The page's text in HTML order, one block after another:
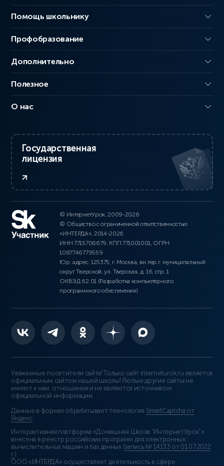
Помощь школьнику
Профобразование
Дополнительно
Полезное
О нас
Государственная
лицензия
© ИнтернетУрок, 2009-2026
© Общество с ограниченной ответственностью
«ИНТЕРДА», 2014-2026
ИНН 7715706679, КПП 771001001, ОГРН
1087746779559
Юр. адрес: 125375, г. Москва, вн.тер.г. муниципальный
округ Тверской, ул. Тверская, д. 16, стр. 1
ОКВЭД 62.01 (Разработка компьютерного
программного обеспечения)
Уважаемые посетители сайта! Только сайт interneturok.ru является
официальным сайтом нашей школы! Любые другие сайты не
имеют к нам отношения и не являются источником
официальной информации.
Данные в формах обрабатывает технология SmartCaptcha от
Яндекс
Интерактивная платформа «Домашняя Школа “ИнтернетУрок”»
внесена в реестр российских программ для электронных
вычислительных машин и баз данных (запись № 14133 от 01.07.2022
г.).
ООО «ИНТЕРДА» осуществляет деятельность в сфере